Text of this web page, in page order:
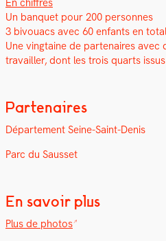
Un ban­quet pour 200 per­son­nes
3 bivouacs avec 60 enfants en
Une ving­taine de parte­naires avec
tra­vailler, dont les trois quarts
Partenaires
Départe­ment Seine-Saint-Denis
Parc du Saus­set
En savoir plus
Plus de pho­tos